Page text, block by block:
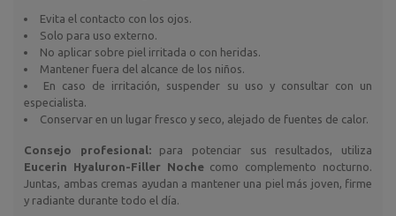
Evita el contacto con los ojos.
Solo para uso externo.
No aplicar sobre piel irritada o con heridas.
Mantener fuera del alcance de los niños.
En caso de irritación, suspender su uso y consultar con un
especialista.
Conservar en un lugar fresco y seco, alejado de fuentes de calor.
Consejo profesional:para potenciar sus resultados, utiliza
Eucerin Hyaluron-Filler Nochecomo complemento nocturno.
Juntas, ambas cremas ayudan a mantener una piel más joven, firme
y radiante durante todo el día.